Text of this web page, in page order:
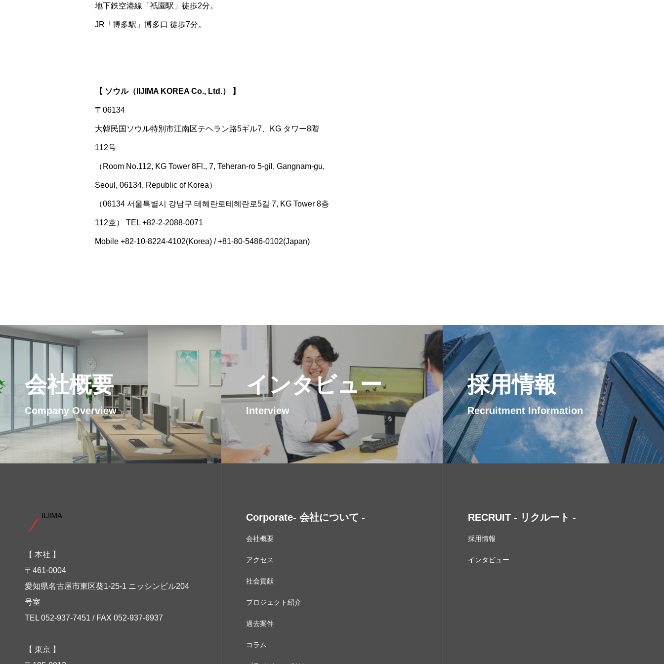
地下鉄空港線「祇園駅」徒歩2分。
JR「博多駅」博多口 徒歩7分。
【 ソウル（IIJIMA KOREA Co., Ltd.） 】
〒06134
大韓民国ソウル特別市江南区テヘラン路5ギル7、KG タワー8階
112号
（Room No.112, KG Tower 8Fl., 7, Teheran-ro 5-gil, Gangnam-gu,
Seoul, 06134, Republic of Korea）
（06134 서울특별시 강남구 테헤란로테헤란로5길 7, KG Tower 8층
112호） TEL +82-2-2088-0071
Mobile +82-10-8224-4102(Korea) / +81-80-5486-0102(Japan)
会社概要
Company Overview
インタビュー
Interview
採用情報
Recruitment Information
【 本社 】
〒461-0004
愛知県名古屋市東区葵1-25-1 ニッシンビル204
号室
TEL 052-937-7451 / FAX 052-937-6937
【 東京 】
Corporate- 会社について -
会社概要
アクセス
社会貢献
プロジェクト紹介
過去案件
コラム
RECRUIT - リクルート -
採用情報
インタビュー